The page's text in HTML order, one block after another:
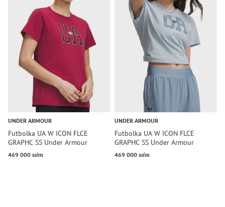
UNDER ARMOUR
Futbolka UA W ICON FLCE
GRAPHC SS Under Armour
469 000 so‘m
UNDER ARMOUR
Futbolka UA W ICON FLCE
GRAPHC SS Under Armour
469 000 so‘m